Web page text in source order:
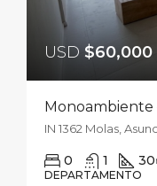
USD $60,000
Monoambiente
IN 1362 Molas,
0 1 30
DEPARTAMENTO